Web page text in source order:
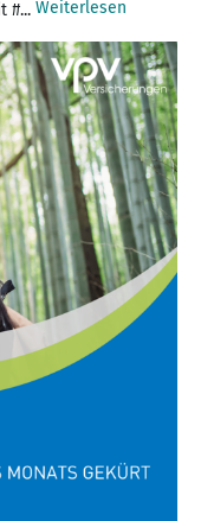
#... Weiterlesen